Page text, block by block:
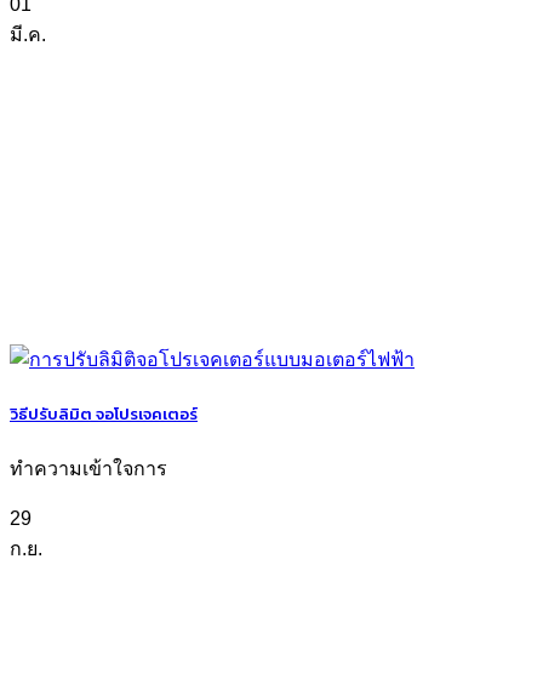
มี.ค.
วิธีปรับลิมิต จอโปรเจคเตอร์
ทำความเข้าใจการ
29
ก.ย.